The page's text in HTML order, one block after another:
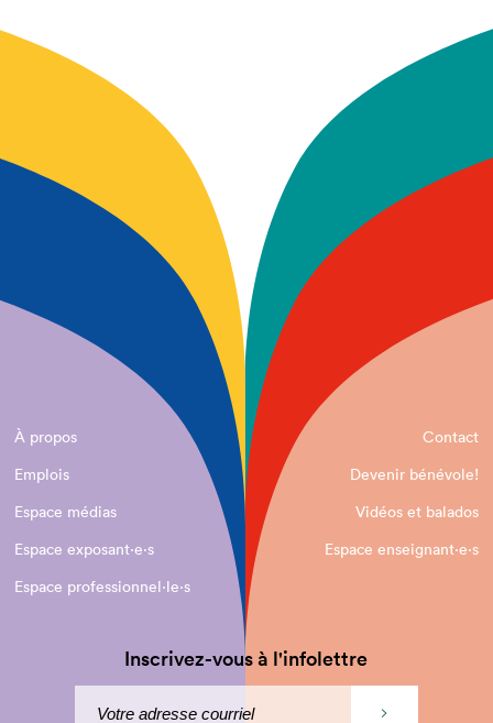
À propos
Contact
Emplois
Devenir bénévole!
Espace médias
Vidéos et balados
Espace exposant·e⋅s
Espace enseignant·e⋅s
Espace professionnel·le⋅s
Inscrivez-vous à l'infolettre